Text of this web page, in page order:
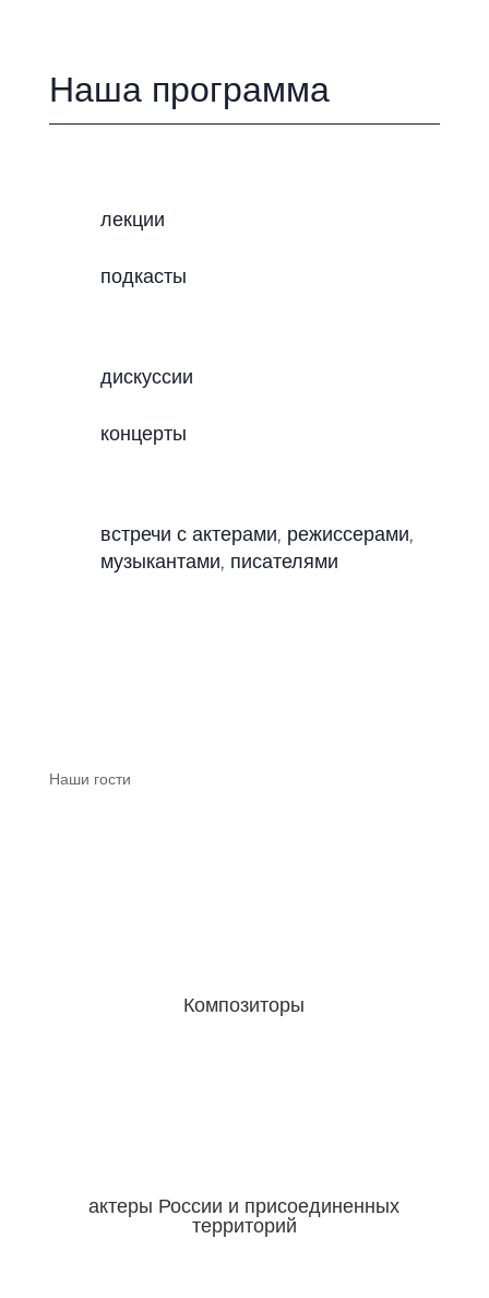
Наша программа
лекции
подкасты
дискуссии
концерты
встречи с актерами, режиссерами,
музыкантами, писателями
Наши гости
Композиторы
актеры России и присоединенных
территорий